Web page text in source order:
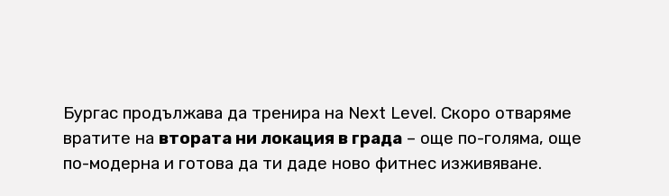
Бургас продължава да тренира на Next Level. Скоро отваряме
вратите на втората ни локация в града – още по-голяма, още
по-модерна и готова да ти даде ново фитнес изживяване.